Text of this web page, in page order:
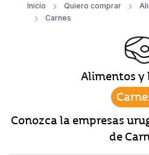
Inicio Quiero comprar
Carnes
Alimentos y
Conozca la empresas
de